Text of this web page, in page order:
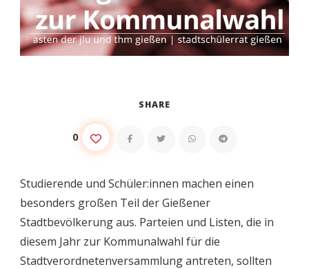
SHARE
0
Studierende und Schüler:innen machen einen
besonders großen Teil der Gießener
Stadtbevölkerung aus. Parteien und Listen, die in
diesem Jahr zur Kommunalwahl für die
Stadtverordnetenversammlung antreten, sollten